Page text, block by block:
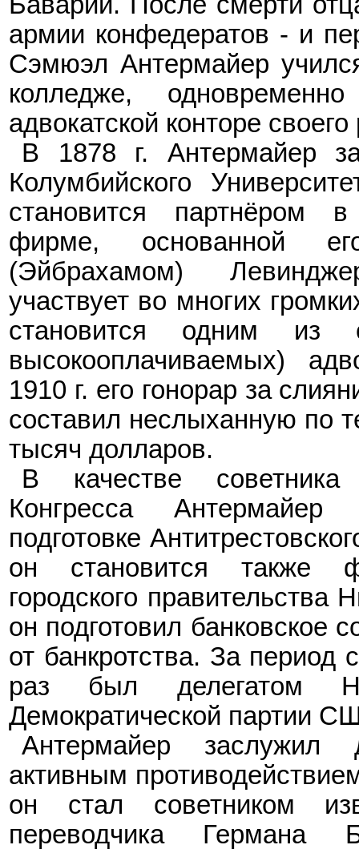
армии конфедератов - и
Сэмюэл Антермайер
колледже,
адвокатской конторе
В 1878 г. Антермайер
Колумбийского
становится партнёром в
фирме, основанной
(Эйбрахамом)
участвует во многих
становится одним из
высокооплачиваемых)
1910 г. его гонорар за
составил неслыханную по
тысяч долларов.
В качестве
Конгресса
подготовке
он становится также
городского
он подготовил банковское
от банкротства. За период
раз был делегатом
Демократической партии
Антермайер
активным
он стал советником
переводчика Германа